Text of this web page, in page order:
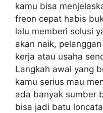
kamu bisa
freon cepat habis
lalu memberi solusi
akan naik,
kerja atau usaha
Langkah awal yang
kamu serius mau
ada banyak sumber
bisa jadi batu